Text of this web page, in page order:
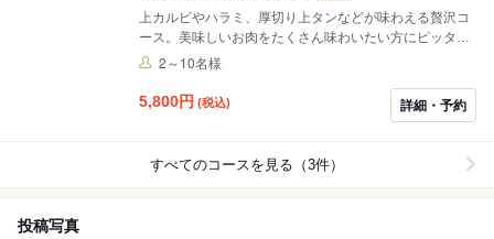
上カルビやハラミ、厚切り上タンなどが味わえる贅沢コ
ース。美味しいお肉をたくさん味わいたい方にピッタリ
2～10名様
5,800円 (税込) 詳細・予約
すべてのコースを見る（3件）
投稿写真